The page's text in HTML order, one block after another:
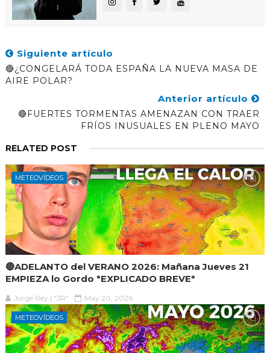
Siguiente artículo
🔴¿CONGELARÁ TODA ESPAÑA LA NUEVA MASA DE
AIRE POLAR?
Anterior artículo
🔴FUERTES TORMENTAS AMENAZAN CON TRAER
FRÍOS INUSUALES EN PLENO MAYO
RELATED POST
METEOVÍDEOS
🔴ADELANTO del VERANO 2026: Mañana Jueves 21
EMPIEZA lo Gordo *EXPLICADO BREVE*
Jorge Rey | "JR" May 20, 2026
METEOVÍDEOS